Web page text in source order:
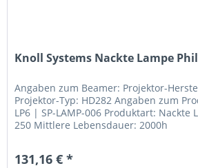
Knoll Systems Nackte Lampe
Angaben zum Beamer: Projektor-
Projektor-Typ: HD282 Angaben zum
LP6 | SP-LAMP-006 Produktart: Nackte
250 Mittlere Lebensdauer: 2000h
131,16 € *